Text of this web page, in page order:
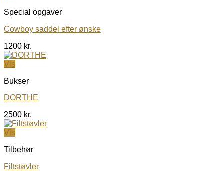
Special opgaver
Cowboy saddel efter ønske
1200 kr.
Vis
Bukser
DORTHE
2500 kr.
Vis
Tilbehør
Filtstøvler